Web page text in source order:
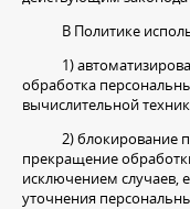
В Политике
1)
обработка
вычислительной
2) блокирование
прекращение
исключением случаев,
уточнения